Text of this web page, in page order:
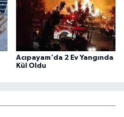
Acıpayam'da 2 Ev Yangında
Kül Oldu